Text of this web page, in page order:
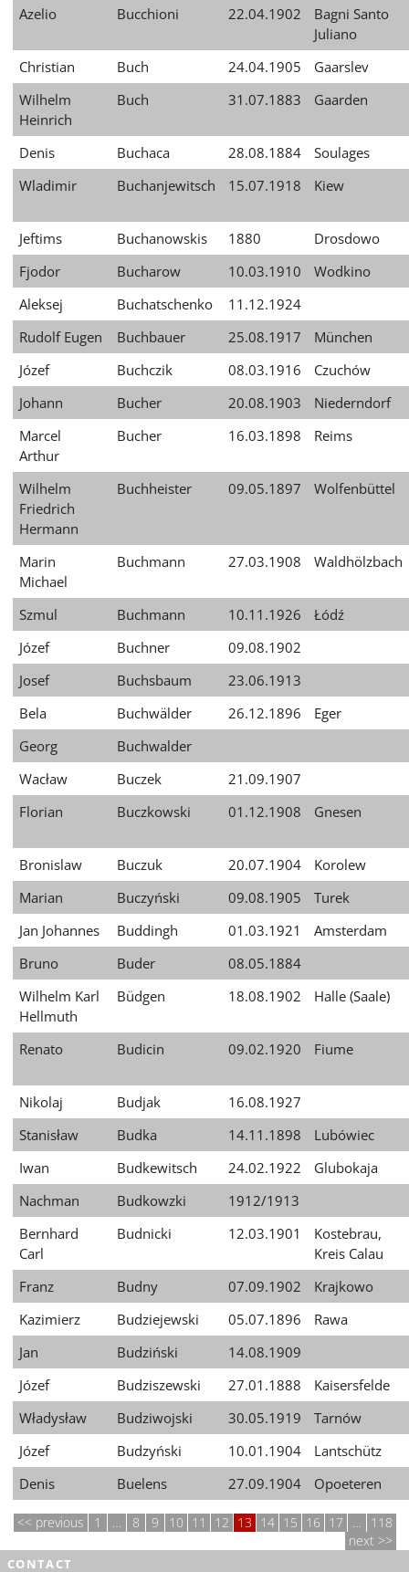
Azelio
Bucchioni 22.04.1902
Bagni Santo
Juliano
Christian
Buch 24.04.1905
Gaarslev
Wilhelm
Heinrich
Buch 31.07.1883 Gaarden
Denis Buchaca 28.08.1884
Soulages
Wladimir
Buchanjewitsch 15.07.1918 Kiew
Jeftims Buchanowskis 1880
Drosdowo
Fjodor
Bucharow 10.03.1910
Wodkino
Aleksej
Buchatschenko
11.12.1924
Rudolf Eugen
Buchbauer 25.08.1917
München
Józef
Buchczik 08.03.1916
Czuchów
Johann
Bucher 20.08.1903
Niederndorf
Marcel
Arthur
Bucher 16.03.1898 Reims
Wilhelm
Friedrich
Hermann
Buchheister 09.05.1897 Wolfenbüttel
Marin
Michael
Buchmann 27.03.1908 Waldhölzbach
Szmul Buchmann 10.11.1926
Łódź
Józef
Buchner
09.08.1902
Josef
Buchsbaum
23.06.1913
Bela
Buchwälder 26.12.1896
Eger
Georg
Buchwalder
Wacław
Buczek
21.09.1907
Florian
Buczkowski 01.12.1908 Gnesen
Bronislaw Buczuk 20.07.1904
Korolew
Marian
Buczyński 09.08.1905
Turek
Jan Johannes
Buddingh 01.03.1921
Amsterdam
Bruno
Buder
08.05.1884
Wilhelm Karl
Hellmuth
Büdgen 18.08.1902 Halle (Saale)
Renato Budicin 09.02.1920 Fiume
Nikolaj Budjak
16.08.1927
Stanisław
Budka 14.11.1898
Lubówiec
Iwan
Budkewitsch 24.02.1922
Glubokaja
Nachman
Budkowzki
1912/1913
Bernhard
Carl
Budnicki 12.03.1901
Kostebrau,
Kreis Calau
Franz
Budny 07.09.1902
Krajkowo
Kazimierz
Budziejewski 05.07.1896
Rawa
Jan
Budziński
14.08.1909
Józef
Budziszewski 27.01.1888
Kaisersfelde
Władysław
Budziwojski 30.05.1919
Tarnów
Józef
Budzyński 10.01.1904
Lantschütz
Denis
Buelens 27.09.1904 Opoeteren
previous 1 … 8 9 10 11 12 13 14 15 16 17 …
118
next
CONTACT